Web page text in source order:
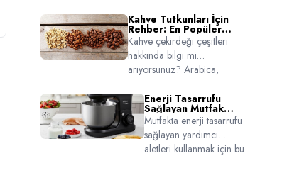
yaşayın.espresso-süt oranından
sunum önerilerine kadar
detaylı rehber. Cortado
tarifi için tıklayın!
Kahve Tutkunları İçin
Rehber: En Popüler
Kahve Çekirdeği Türleri
Kahve çekirdeği çeşitleri
hakkında bilgi mi
arıyorsunuz? Arabica,
çekirdek türlerinin farklarını,
tat profillerini ve hangi
damak zevkine uygun
olduklarını keşfedin.
Enerji Tasarrufu
Sağlayan Mutfak
Aletleri
Mutfakta enerji tasarrufu
sağlayan yardımcı
aletleri kullanmak için bu